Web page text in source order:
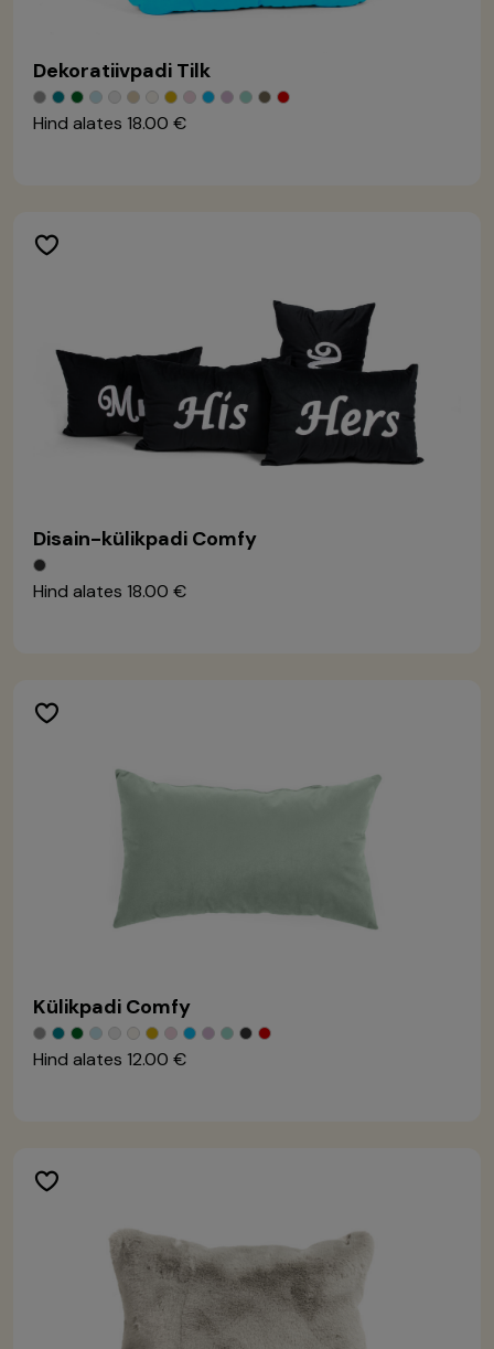
Dekoratiivpadi Tilk
Hind alates 18.00 €
Disain-külikpadi Comfy
Hind alates 18.00 €
Külikpadi Comfy
Hind alates 12.00 €